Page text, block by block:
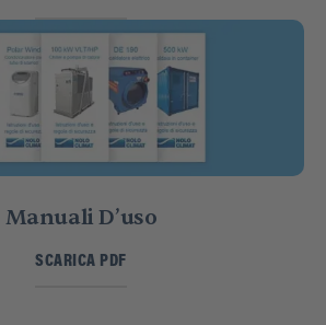
Manuali D’uso
SCARICA PDF